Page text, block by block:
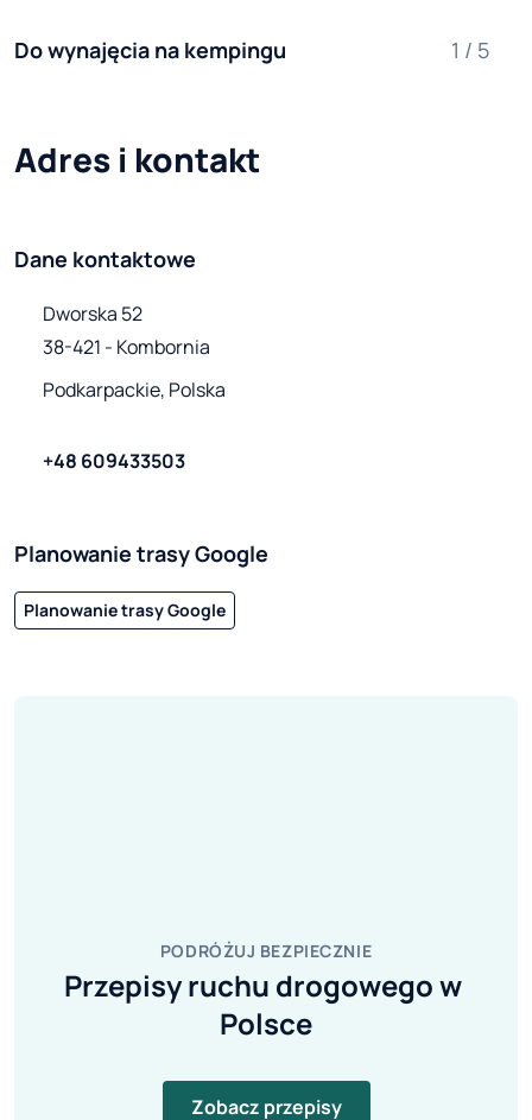
Do wynajęcia na kempingu 1 / 5
Adres i kontakt
Dane kontaktowe
Dworska 52
38-421 - Kombornia
Podkarpackie, Polska
+48 609433503
Planowanie trasy Google
Planowanie trasy Google
PODRÓŻUJ BEZPIECZNIE
Przepisy ruchu drogowego w
Polsce
Zobacz przepisy